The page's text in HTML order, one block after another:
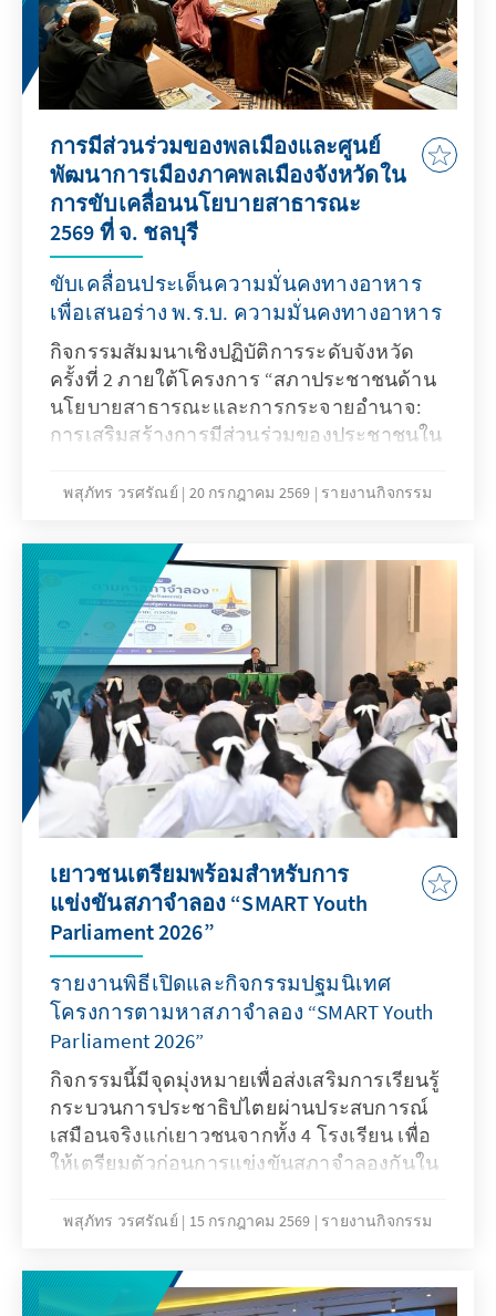
การมีส่วนร่วมของพลเมืองและศูนย์
พัฒนาการเมืองภาคพลเมืองจังหวัดใน
การขับเคลื่อนนโยบายสาธารณะ
2569 ที่ จ. ชลบุรี
ขับเคลื่อนประเด็นความมั่นคงทางอาหาร
เพื่อเสนอร่าง พ.ร.บ. ความมั่นคงทางอาหาร
กิจกรรมสัมมนาเชิงปฏิบัติการระดับจังหวัด
ครั้งที่ 2 ภายใต้โครงการ “สภาประชาชนด้าน
นโยบายสาธารณะและการกระจายอำนาจ:
การเสริมสร้างการมีส่วนร่วมของประชาชนใน
นโยบายสาธารณะ”
พสุภัทร วรศรัณย์ 20 กรกฎาคม 2569 รายงานกิจกรรม
เยาวชนเตรียมพร้อมสำหรับการ
แข่งขันสภาจำลอง “SMART Youth
Parliament 2026”
รายงานพิธีเปิดและกิจกรรมปฐมนิเทศ
โครงการตามหาสภาจำลอง “SMART Youth
Parliament 2026”
กิจกรรมนี้มีจุดมุ่งหมายเพื่อส่งเสริมการเรียนรู้
กระบวนการประชาธิปไตยผ่านประสบการณ์
เสมือนจริงแก่เยาวชนจากทั้ง 4 โรงเรียน เพื่อ
ให้เตรียมตัวก่อนการแข่งขันสภาจำลองกันใน
บทบาทและอำนาจหน้าที่ของรัฐสภา (ฝ่าย
กรรมาธิการต่าง ๆ รวมถึงกระบวนการการ
เสนอญัตติ
พสุภัทร วรศรัณย์ 15 กรกฎาคม 2569 รายงานกิจกรรม